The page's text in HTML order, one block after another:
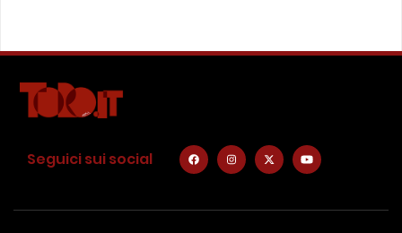
Seguici sui social